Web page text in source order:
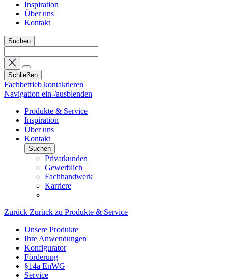
Inspiration
Über uns
Kontakt
Suchen
Schließen
Fachbetrieb kontaktieren
Navigation ein-/ausblenden
Produkte & Service
Inspiration
Über uns
Kontakt
Suchen
Privatkunden
Gewerblich
Fachhandwerk
Karriere
Zurück Zurück zu Produkte & Service
Unsere Produkte
Ihre Anwendungen
Konfigurator
Förderung
§14a EnWG
Service